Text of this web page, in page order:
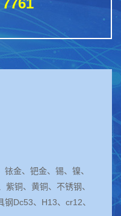
金、钯金、锡、镍、
铜、黄铜、不锈钢、
Dc53、H13、cr12、